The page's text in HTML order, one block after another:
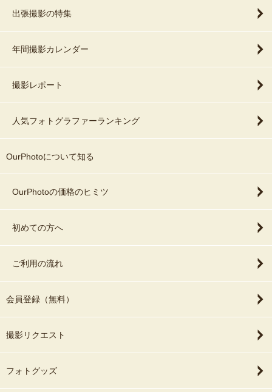
出張撮影の特集
年間撮影カレンダー
撮影レポート
人気フォトグラファーランキング
OurPhotoについて知る
OurPhotoの価格のヒミツ
初めての方へ
ご利用の流れ
会員登録（無料）
撮影リクエスト
フォトグッズ